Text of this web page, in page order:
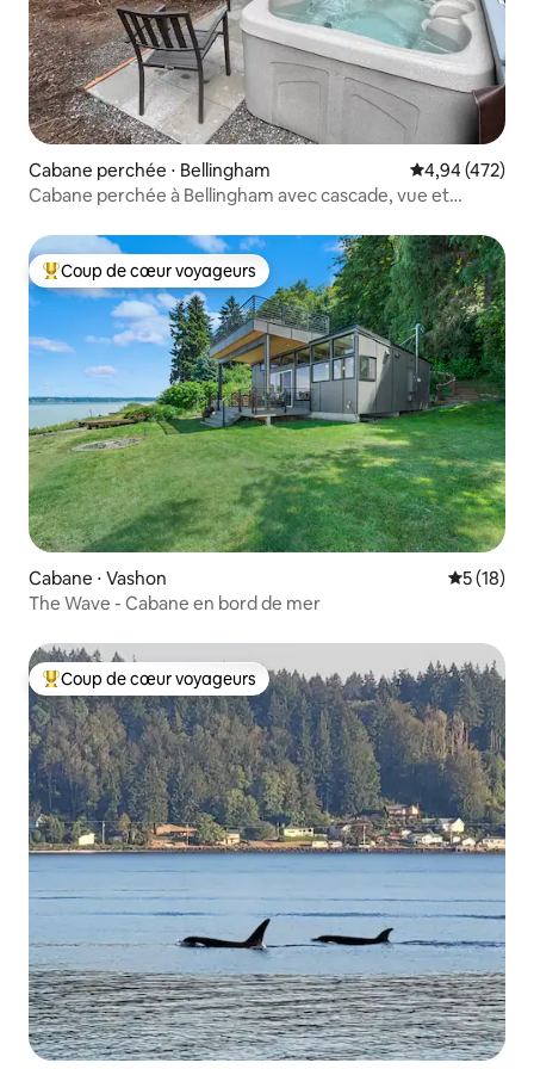
Cabane perchée ⋅ Bellingham Évaluation
4,94 (472)
Cabane perchée à Bellingham avec cascade, vue et
Coups de cœur voyageurs les plus appréciés
Coup de cœur voyageurs
Cabane ⋅ Vashon
5 (18)
The Wave - Cabane en bord de mer
Coups de cœur voyageurs les plus appréciés
Coup de cœur voyageurs